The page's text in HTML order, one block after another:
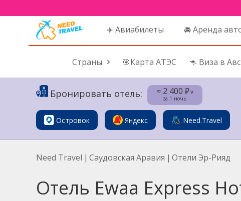
✈️ Авиабилеты 🚘 Аренда
Страны 🎯Карта АТЭС 🦘 Виза в
Бронировать отель: ≈ 2 400 ₽˅
за 1 ночь
Островок Яндекс Need.Travel
Need Travel | Саудовская Аравия | Отели Эр-Рияд
Отель Ewaa Express